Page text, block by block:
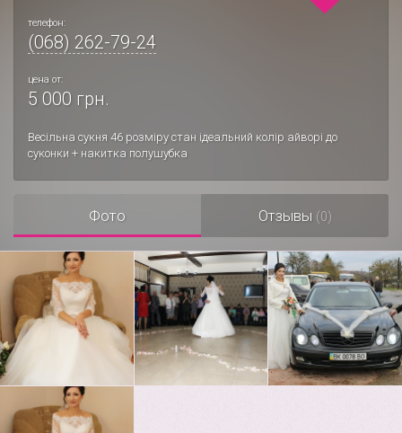
телефон:
(068) 262-79-24
цена от:
5 000 грн.
Весільна сукня 46 розміру стан ідеальний колір айворі до
суконки + накитка полушубка
Фото Отзывы (0)